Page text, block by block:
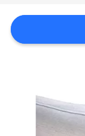
КАРТА
PRIVACY
POLICY